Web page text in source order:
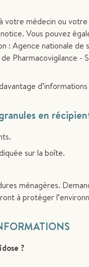
médecin ou votre
Vous pouvez
: Agence nationale
Pharmacovigilance -
en
sur la boîte.
ménagères.
à protéger
?